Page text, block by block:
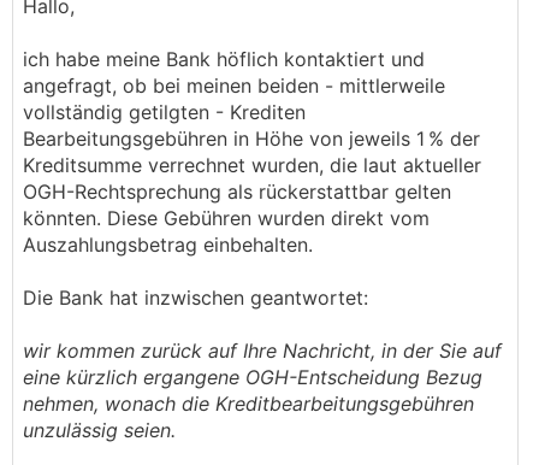
Hallo,
ich habe meine Bank höflich kontaktiert und
angefragt, ob bei meinen beiden - mittlerweile
vollständig getilgten - Krediten
Bearbeitungsgebühren in Höhe von jeweils 1 % der
Kreditsumme verrechnet wurden, die laut aktueller
OGH-Rechtsprechung als rückerstattbar gelten
könnten. Diese Gebühren wurden direkt vom
Auszahlungsbetrag einbehalten.
Die Bank hat inzwischen geantwortet:
wir kommen zurück auf Ihre Nachricht, in der Sie auf
eine kürzlich ergangene OGH-Entscheidung Bezug
nehmen, wonach die Kreditbearbeitungsgebühren
unzulässig seien.